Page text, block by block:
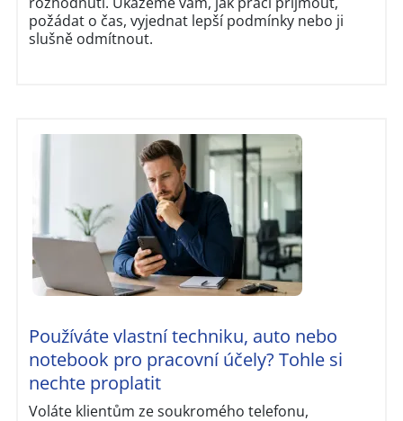
požádat o čas, vyjednat lepší podmínky nebo ji
slušně odmítnout.
Používáte vlastní techniku, auto nebo
notebook pro pracovní účely? Tohle si
nechte proplatit
Voláte klientům ze soukromého telefonu,